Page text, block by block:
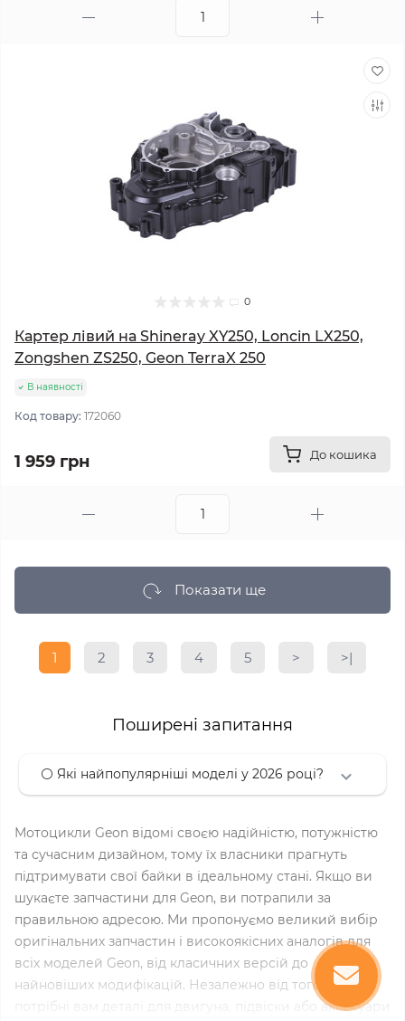
0
Картер лівий на Shineray XY250, Loncin LX250,
Zongshen ZS250, Geon TerraX 250
В наявності
Код товару: 172060
1 959 грн До кошика
Показати ще
1 2 3 4 5 > >|
Поширені запитання
⚪ Які найпопулярніші моделі у 2026 році?
Мотоцикли Geon відомі своєю надійністю, потужністю
та сучасним дизайном, тому їх власники прагнуть
підтримувати свої байки в ідеальному стані. Якщо ви
шукаєте запчастини для Geon, ви потрапили за
правильною адресою. Ми пропонуємо великий вибір
оригінальних запчастин і високоякісних аналогів для
всіх моделей Geon, від класичних версій до
найновіших модифікацій. Незалежно від того, чи
потрібні вам деталі для двигуна, підвіски або аксесуари